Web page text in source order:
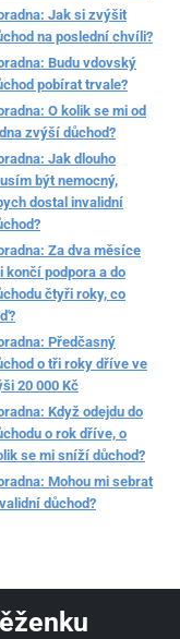
Jak si zvýšit
na poslední chvíli?
Budu vdovský
pobírat trvale?
O kolik se mi od
zvýší důchod?
Jak dlouho
být nemocný,
dostal invalidní
Za dva měsíce
končí podpora a do
čtyři roky, co
Předčasný
o tři roky dříve ve
20 000 Kč
Když odejdu do
o rok dříve, o
se mi sníží důchod?
Mohou mi sebrat
důchod?